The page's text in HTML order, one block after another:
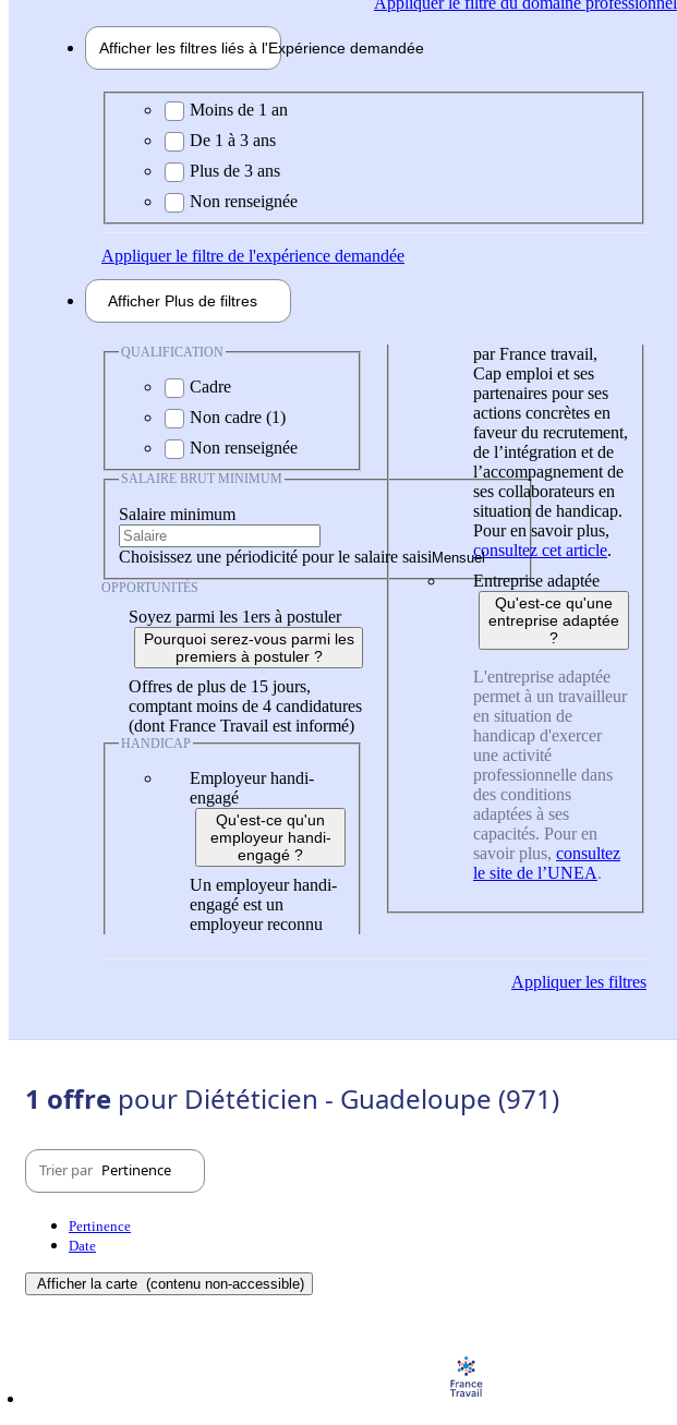
Afficher les filtres liés à l'Expérience demandée
Expérience demandée
Moins de 1 an
De 1 à 3 ans
Plus de 3 ans
Non renseignée
Appliquerle filtre de l'expérience demandée
Afficher Plus de filtres
QUALIFICATION
Cadre
Non cadre (1)
Non renseignée
SALAIRE BRUT MINIMUM
Salaire minimum
Choisissez une périodicité pour le salaire saisi
OPPORTUNITÉS
Soyez parmi les 1ers à postuler
Pourquoi serez-vous parmi les
premiers à postuler ?
Offres de plus de 15 jours,
comptant moins de 4 candidatures
(dont France Travail est informé)
HANDICAP
Employeur handi-
engagé
Qu'est-ce qu'un
employeur handi-
engagé ?
Un employeur handi-
engagé est un
employeur reconnu
par France travail,
Cap emploi et ses
partenaires pour ses
actions concrètes en
faveur du recrutement,
de l’intégration et de
l’accompagnement de
ses collaborateurs en
situation de handicap.
Pour en savoir plus,
consultez cet article.
Entreprise adaptée
Qu'est-ce qu'une
entreprise adaptée
?
L'entreprise adaptée
permet à un travailleur
en situation de
handicap d'exercer
une activité
professionnelle dans
des conditions
adaptées à ses
capacités. Pour en
savoir plus, consultez
le site de l’UNEA.
Appliquerles filtres
1 offre pour Diététicien - Guadeloupe (971)
Trier par Pertinence
Pertinence
Date
Afficher la carte (contenu non-accessible)